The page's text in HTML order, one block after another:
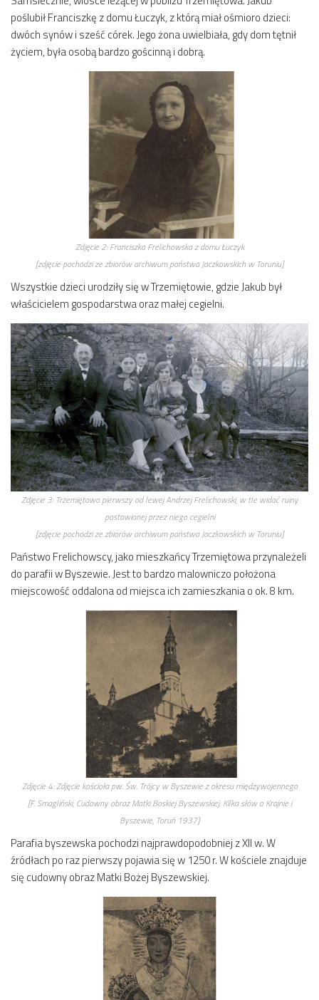
poślubił Franciszkę z domu Łuczyk, z którą miał ośmioro dzieci:
dwóch synów i sześć córek. Jego żona uwielbiała, gdy dom tętnił
życiem, była osobą bardzo gościnną i dobrą.
Zdjęcie 2:Franciszka Frelichowska z domu Łuczyk
[zdjęcie pochodzi ze zbiorów archiwum państwa Jaczkowskich w Toruniu]
Wszystkie dzieci urodziły się w Trzemiętowie, gdzie Jakub był
właścicielem gospodarstwa oraz małej cegielni.
Zdjęcie 3: Trzemiętowo pierwszy od lewej Andrzej Frelichowski, w tle widać ruiny
postawionej przez niego cegielni
[zdjęcie pochodzi ze zbiorów archiwum państwa Jaczkowskich w Toruniu]
Państwo Frelichowscy, jako mieszkańcy Trzemiętowa przynależeli
do parafii w Byszewie. Jest to bardzo malowniczo położona
miejscowość oddalona od miejsca ich zamieszkania o ok. 8 km.
Zdjęcie 4:Zdjęcie kościoła pw. Św. Trójcy w Byszewie z okresu międzywojennego
[F. Smagliński, Cudowny obraz Matki Boskiej Byszewskiej. Kilka słów o Krajnie i
Byszewie, Toruń 1937]
Parafia byszewska pochodzi najprawdopodobniej z XII w. W
źródłach po raz pierwszy pojawia się w 1250 r. W kościele znajduje
się cudowny obraz Matki Bożej Byszewskiej.